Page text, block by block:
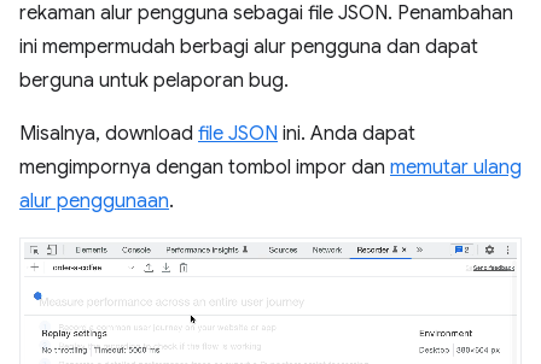
rekaman alur pengguna sebagai file JSON. Penambahan
ini mempermudah berbagi alur pengguna dan dapat
berguna untuk pelaporan bug.
Misalnya, download file JSON ini. Anda dapat
mengimpornya dengan tombol impor dan memutar ulang
alur penggunaan.